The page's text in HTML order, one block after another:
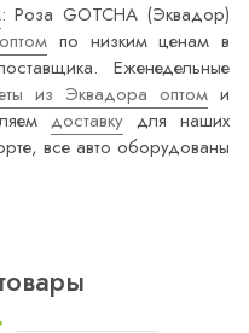
: Роза GOTCHA (Эквадор)
по низким ценам в
Еженедельные
из Эквадора оптом и
доставку для наших
все авто оборудованы